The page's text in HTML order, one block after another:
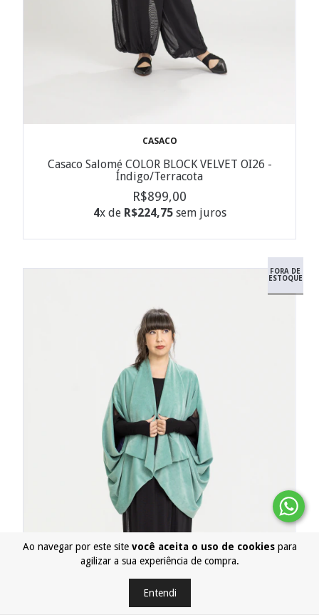
Ao navegar por este site você aceita o uso de cookiespara
agilizar a sua experiência de compra.
Entendi
CASACO
Casaco Salomé COLOR BLOCK VELVET OI26 -
Índigo/Terracota
R$899,00
4x de R$224,75sem juros
FORA DE
ESTOQUE